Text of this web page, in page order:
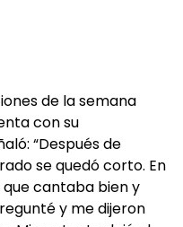
de la semana
con su
“Después de
se quedó corto. En
cantaba bien y
y me dijeron